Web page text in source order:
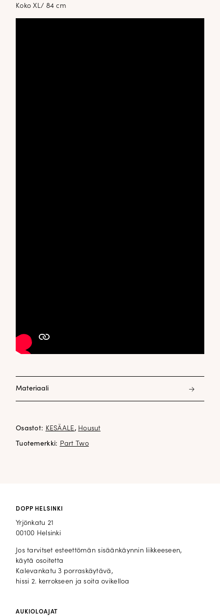
Koko XL/ 84 cm
Materiaali
Osastot: KESÄALE, Housut
Tuotemerkki: Part Two
DOPP HELSINKI
Yrjönkatu 21
00100 Helsinki
Jos tarvitset esteettömän sisäänkäynnin liikkeeseen,
käytä osoitetta
Kalevankatu 3 porraskäytävä,
hissi 2. kerrokseen ja soita ovikelloa
AUKIOLOAJAT